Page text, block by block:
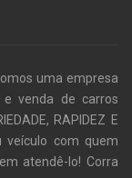
uma empresa
venda de carros
RAPIDEZ E
veículo com quem
atendê-lo! Corra